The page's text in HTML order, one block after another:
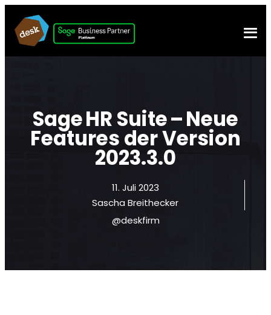
Sage HR Suite – Neue
Features der Version
2023.3.0
11. Juli 2023
Sascha Breithecker
@deskfirm